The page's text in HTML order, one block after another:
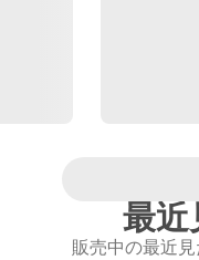
最近
販売中の最近見